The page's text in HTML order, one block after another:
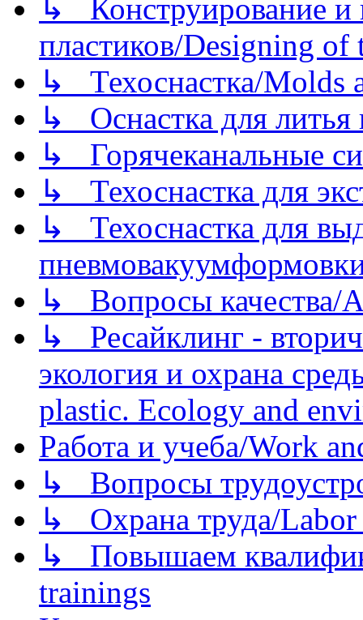
↳ Конструирование и
пластиков/Designing of
↳ Техоснастка/Molds
↳ Оснастка для литья
↳ Горячеканальные
↳ Техоснастка для
↳ Техоснастка для
↳ Вопросы качества/
↳ Ресайклинг -
экология и охрана
plastic. Ecology and
Работа и учеба/Work
↳ Вопросы
↳ Охрана труда/Labor
↳ Повышаем
trainings